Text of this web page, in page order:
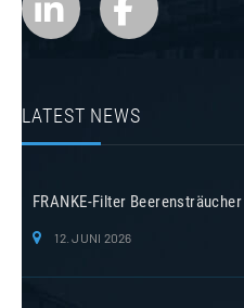
LATEST NEWS
FRANKE-Filter
12. JUNI 2026